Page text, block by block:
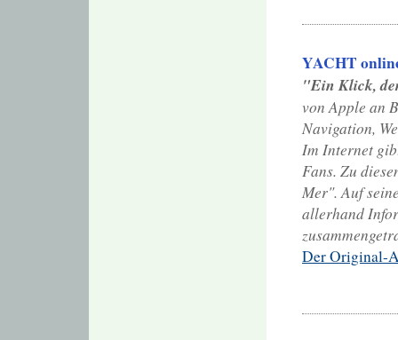
YACHT
"Ein Klick,
von Apple an
Navigation,
Im Internet
Fans. Zu
Mer". Auf
allerhand
Der Original-